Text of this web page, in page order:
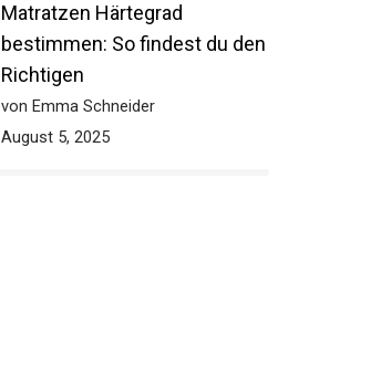
Matratzen Härtegrad
bestimmen: So findest du den
Richtigen
von Emma Schneider
August 5, 2025